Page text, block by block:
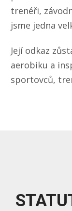
trenéři,
jsme jedna
Její odkaz
aerobiku a
sportovců,